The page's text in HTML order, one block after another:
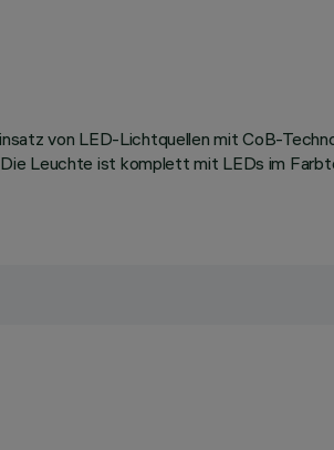
von LED-Lichtquellen mit CoB-
Leuchte ist komplett mit LEDs im